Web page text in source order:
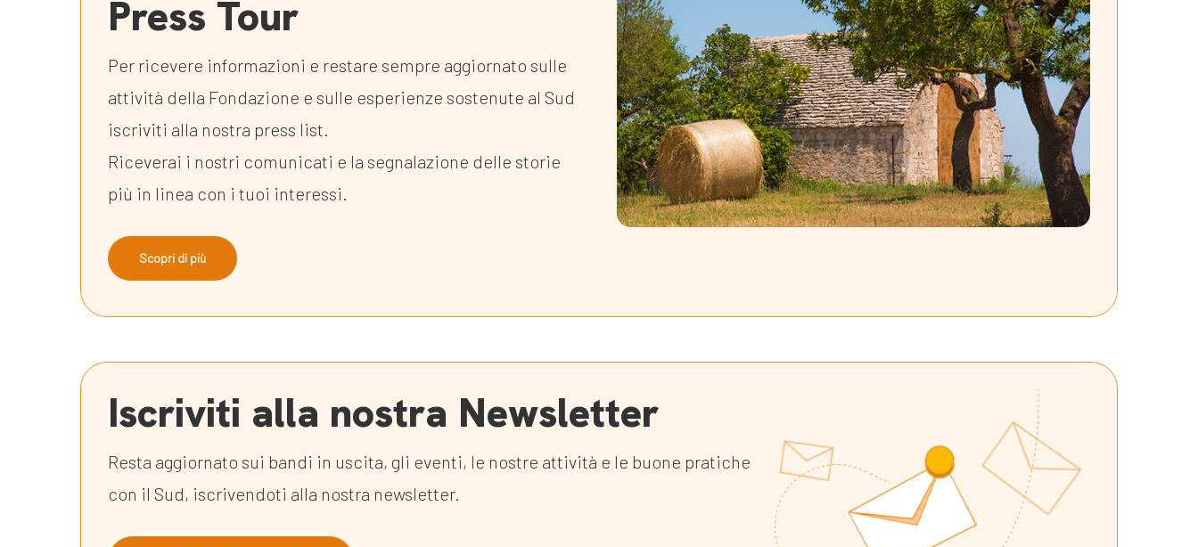
Press Tour
Per ricevere informazioni e restare sempre aggiornato sulle
attività della Fondazione e sulle esperienze sostenute al Sud
iscriviti alla nostra press list.
Riceverai i nostri comunicati e la segnalazione delle storie
più in linea con i tuoi interessi.
Scopri di più
Iscriviti alla nostra Newsletter
Resta aggiornato sui bandi in uscita, gli eventi, le nostre attività e le buone pratiche
con il Sud, iscrivendoti alla nostra newsletter.